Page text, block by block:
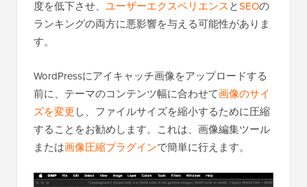
す。大きくて最適化されていない画像はサイトの速
度を低下させ、ユーザーエクスペリエンスとSEO の
ランキングの両方に悪影響を与える可能性がありま
WordPressにアイキャッチ画像をアップロードする
前に、テーマのコンテンツ幅に合わせて画像のサイ
ズを変更 し、ファイルサイズを縮小するために圧縮
することをお勧めします。これは、画像編集ツール